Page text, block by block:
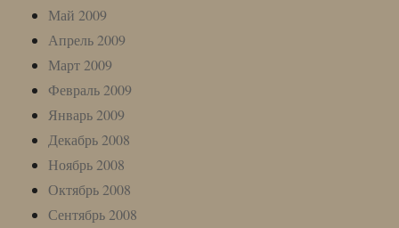
Май 2009
Апрель 2009
Март 2009
Февраль 2009
Январь 2009
Декабрь 2008
Ноябрь 2008
Октябрь 2008
Сентябрь 2008